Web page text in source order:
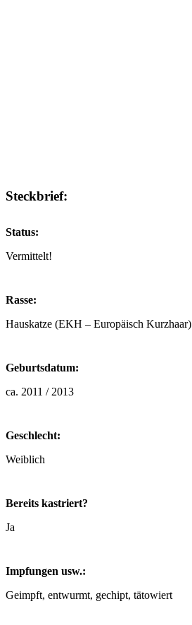
Steckbrief:
Status:
Vermittelt!
Rasse:
Hauskatze (EKH – Europäisch Kurzhaar)
Geburtsdatum:
ca. 2011 / 2013
Geschlecht:
Weiblich
Bereits kastriert?
Ja
Impfungen usw.:
Geimpft, entwurmt, gechipt, tätowiert